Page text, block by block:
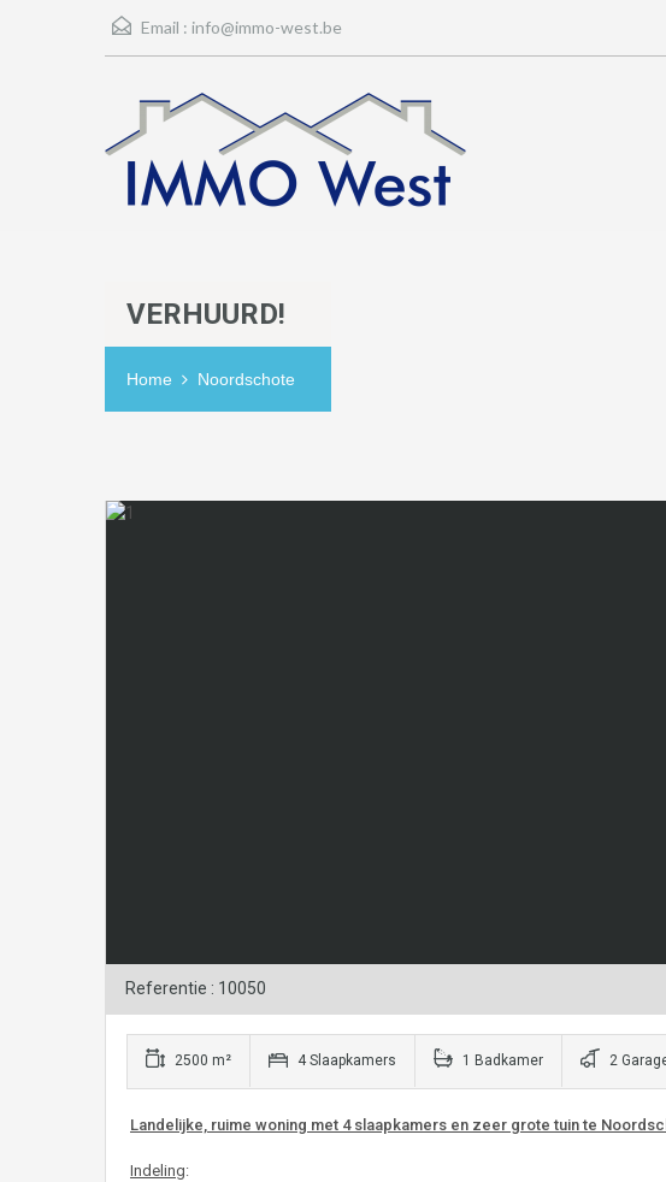
Email : info@immo-west.be
VERHUURD!
Home Noordschote
Referentie : 10050
2500 m² 4 Slaapkamers 1 Badkamer 2
Landelijke, ruime woning met 4 slaapkamers en zeer grote tuin te
Indeling: